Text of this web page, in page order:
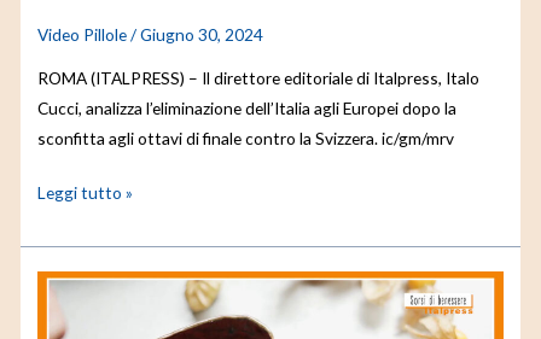
Video Pillole/Giugno 30, 2024
ROMA (ITALPRESS) – Il direttore editoriale di Italpress, Italo
Cucci, analizza l’eliminazione dell’Italia agli Europei dopo la
sconfitta agli ottavi di finale contro la Svizzera. ic/gm/mrv
Leggi tutto »
Sorsi